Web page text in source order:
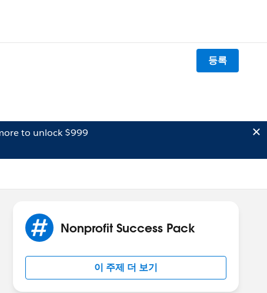
등록
to unlock $999
Nonprofit Success Pack
이 주제 더 보기